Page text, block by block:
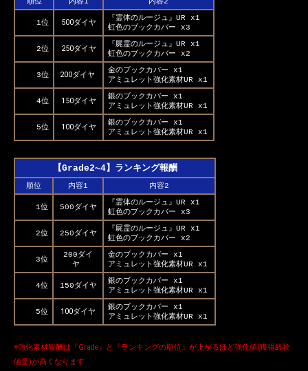
1位 500ダイヤ
『霊体のルージュ』UR x1
虹色のブックカバー x3
2位 250ダイヤ
『屍霊のルージュ』UR x1
虹色のブックカバー x2
3位 200ダイヤ
金のブックカバー x1
アミュレット強化素材UR x1
4位 150ダイヤ
銀のブックカバー x1
アミュレット強化素材UR x1
5位 100ダイヤ
銀のブックカバー x1
アミュレット強化素材UR x1
【Grade2~4】ランキング報酬
順位 内容1 内容2
1位 500ダイヤ
『霊体のルージュ』UR x1
虹色のブックカバー x3
2位 250ダイヤ
『屍霊のルージュ』UR x1
虹色のブックカバー x2
3位
200ダイ
ヤ
金のブックカバー x1
アミュレット強化素材UR x1
4位 150ダイヤ
銀のブックカバー x1
アミュレット強化素材UR x1
5位 100ダイヤ
銀のブックカバー x1
アミュレット強化素材UR x1
※強化素材報酬は『Grade』と『ランキングの順位』が上がるほど強化値(獲得経験
値量)が高くなります